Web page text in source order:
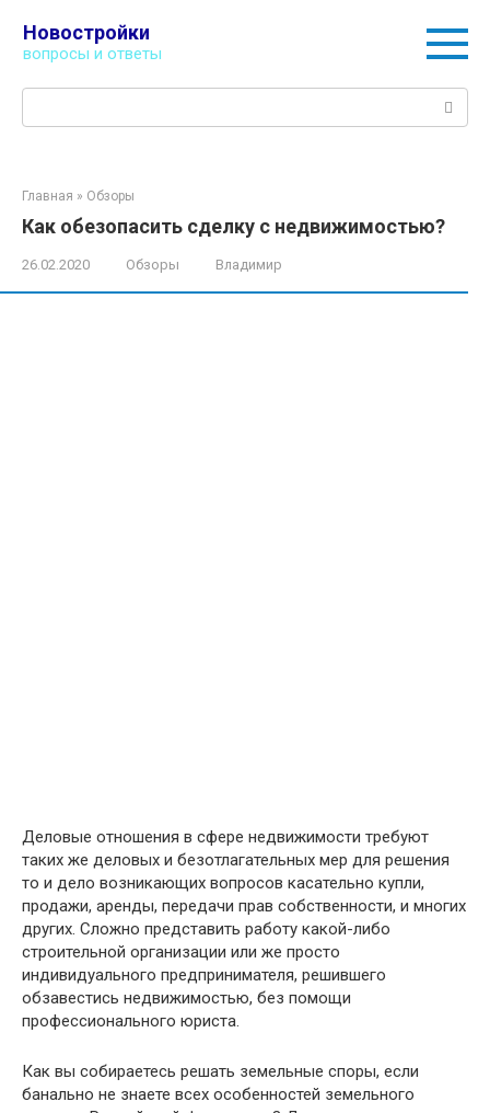
контенту
Новостройки
вопросы и ответы
Главная » Обзоры
Как обезопасить сделку с недвижимостью?
26.02.2020 Обзоры Владимир
Деловые отношения в сфере недвижимости требуют
таких же деловых и безотлагательных мер для решения
то и дело возникающих вопросов касательно купли,
продажи, аренды, передачи прав собственности, и многих
других. Сложно представить работу какой-либо
строительной организации или же просто
индивидуального предпринимателя, решившего
обзавестись недвижимостью, без помощи
профессионального юриста.
Как вы собираетесь решать земельные споры, если
банально не знаете всех особенностей земельного